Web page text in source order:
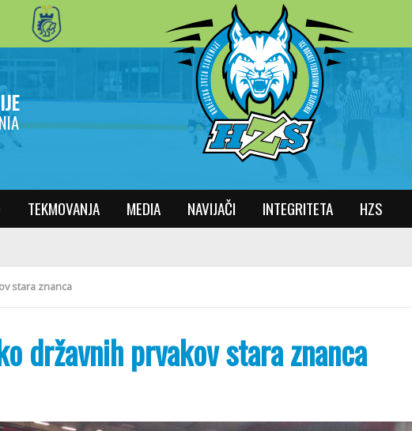
TEKMOVANJA MEDIA NAVIJAČI INTEGRITETA HZS
stara znanca
državnih prvakov stara znanca